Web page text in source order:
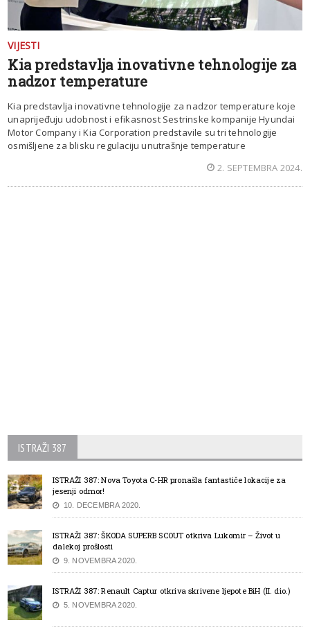
VIJESTI
Kia predstavlja inovativne tehnologije za
nadzor temperature
Kia predstavlja inovativne tehnologije za nadzor temperature koje
unaprijeđuju udobnost i efikasnost Sestrinske kompanije Hyundai
Motor Company i Kia Corporation predstavile su tri tehnologije
osmišljene za blisku regulaciju unutrašnje temperature
2. SEPTEMBRA 2024.
ISTRAŽI 387
ISTRAŽI 387: Nova Toyota C-HR pronašla fantastiče lokacije za
jesenji odmor!
10. DECEMBRA 2020.
ISTRAŽI 387: ŠKODA SUPERB SCOUT otkriva Lukomir – Život u
dalekoj prošlosti
9. NOVEMBRA 2020.
ISTRAŽI 387: Renault Captur otkriva skrivene ljepote BiH (II. dio.)
5. NOVEMBRA 2020.